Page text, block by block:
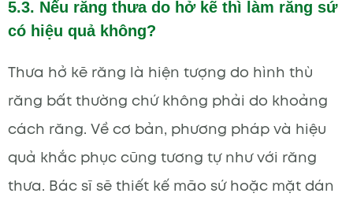
5.3. Nếu răng thưa do hở kẽ thì làm răng sứ
có hiệu quả không?
Thưa hở kẽ răng là hiện tượng do hình thù
răng bất thường chứ không phải do khoảng
cách răng. Về cơ bản, phương pháp và hiệu
quả khắc phục cũng tương tự như với răng
thưa. Bác sĩ sẽ thiết kế mão sứ hoặc mặt dán